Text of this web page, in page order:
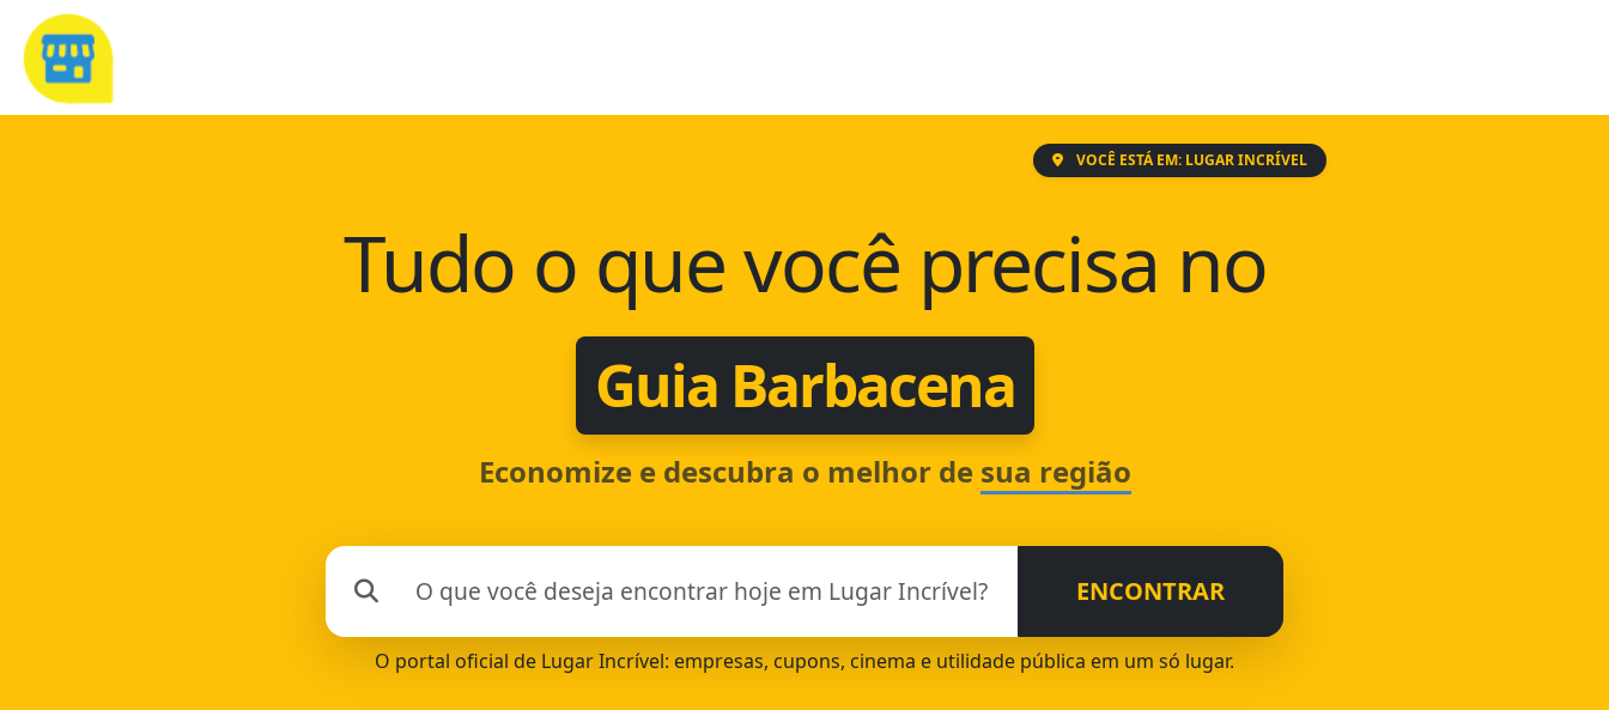
VOCÊ ESTÁ EM: LUGAR INCRÍVEL
Tudo o que você precisa no
Guia Barbacena
Economize e descubra o melhor de sua região
ENCONTRAR
O portal oficial de Lugar Incrível: empresas, cupons, cinema e utilidade pública em um só lugar.